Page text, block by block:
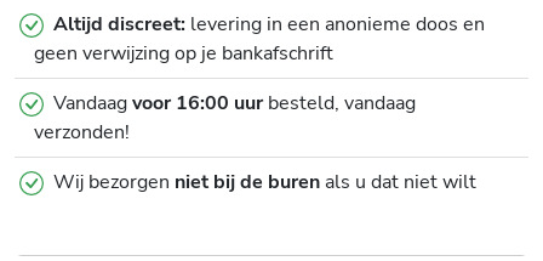
Altijd discreet: levering in een anonieme doos en
geen verwijzing op je bankafschrift
Vandaagvoor 16:00 uurbesteld, vandaag
verzonden!
Wij bezorgen niet bij de burenals u dat niet wilt